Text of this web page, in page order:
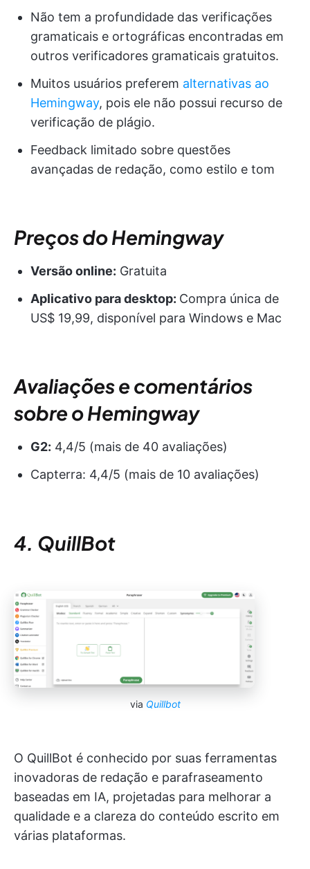
Não tem a profundidade das verificações
gramaticais e ortográficas encontradas em
outros verificadores gramaticais gratuitos.
Muitos usuários preferem alternativas ao
Hemingway, pois ele não possui recurso de
verificação de plágio.
Feedback limitado sobre questões
avançadas de redação, como estilo e tom
Preços do Hemingway
Versão online: Gratuita
Aplicativo para desktop: Compra única de
US$ 19,99, disponível para Windows e Mac
Avaliações e comentários
sobre o Hemingway
G2: 4,4/5 (mais de 40 avaliações)
Capterra: 4,4/5 (mais de 10 avaliações)
4. QuillBot
via Quillbot
O QuillBot é conhecido por suas ferramentas
inovadoras de redação e parafraseamento
baseadas em IA, projetadas para melhorar a
qualidade e a clareza do conteúdo escrito em
várias plataformas.